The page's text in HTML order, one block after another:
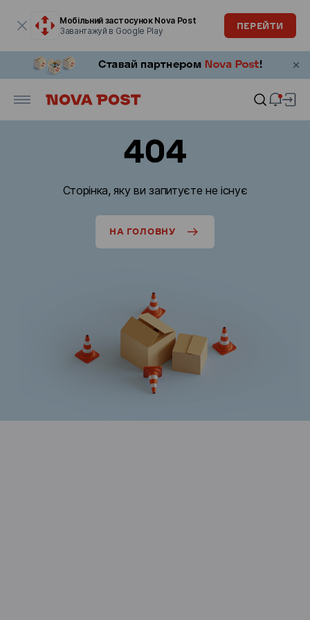
Мобільний застосунок Nova Post
Завантажуй в Google Play
ПЕРЕЙТИ
404
Сторінка, яку ви запитуєте не існує
НА ГОЛОВНУ